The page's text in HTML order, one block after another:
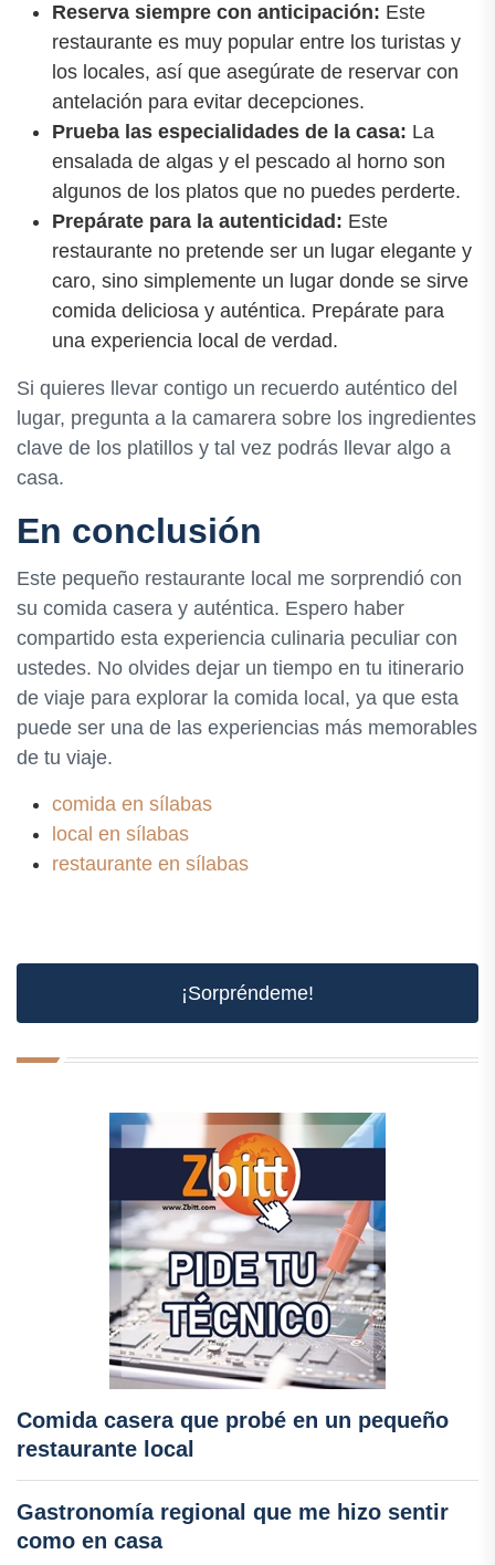
Reserva siempre con anticipación: Este
restaurante es muy popular entre los turistas y
los locales, así que asegúrate de reservar con
antelación para evitar decepciones.
Prueba las especialidades de la casa: La
ensalada de algas y el pescado al horno son
algunos de los platos que no puedes perderte.
Prepárate para la autenticidad: Este
restaurante no pretende ser un lugar elegante y
caro, sino simplemente un lugar donde se sirve
comida deliciosa y auténtica. Prepárate para
una experiencia local de verdad.
Si quieres llevar contigo un recuerdo auténtico del
lugar, pregunta a la camarera sobre los ingredientes
clave de los platillos y tal vez podrás llevar algo a
casa.
En conclusión
Este pequeño restaurante local me sorprendió con
su comida casera y auténtica. Espero haber
compartido esta experiencia culinaria peculiar con
ustedes. No olvides dejar un tiempo en tu itinerario
de viaje para explorar la comida local, ya que esta
puede ser una de las experiencias más memorables
de tu viaje.
comida en sílabas
local en sílabas
restaurante en sílabas
¡Sorpréndeme!
Comida casera que probé en un pequeño
restaurante local
Gastronomía regional que me hizo sentir
como en casa